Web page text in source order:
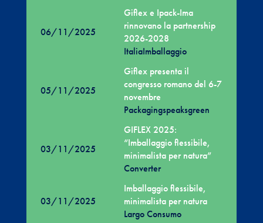
06/11/2025
Giflex e Ipack-Ima
rinnovano la partnership
2026-2028
ItaliaImballaggio
05/11/2025
Giflex presenta il
congresso romano del 6-7
novembre
Packagingspeaksgreen
03/11/2025
GIFLEX 2025:
“Imballaggio flessibile,
minimalista per natura”
Converter
03/11/2025
Imballaggio flessibile,
minimalista per natura
Largo Consumo